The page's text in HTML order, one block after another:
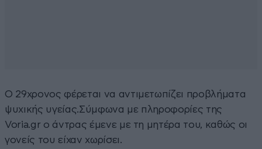
Ο 29χρονος φέρεται να αντιμετωπίζει προβλήματα
ψυχικής υγείας.Σύμφωνα με πληροφορίες της
Voria.gr ο άντρας έμενε με τη μητέρα του, καθώς οι
γονείς του είχαν χωρίσει.